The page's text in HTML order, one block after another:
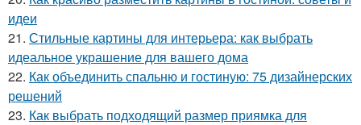
идеи
21. Стильные картины для интерьера: как выбрать
идеальное украшение для вашего дома
22. Как объединить спальню и гостиную: 75 дизайнерских
решений
23. Как выбрать подходящий размер приямка для